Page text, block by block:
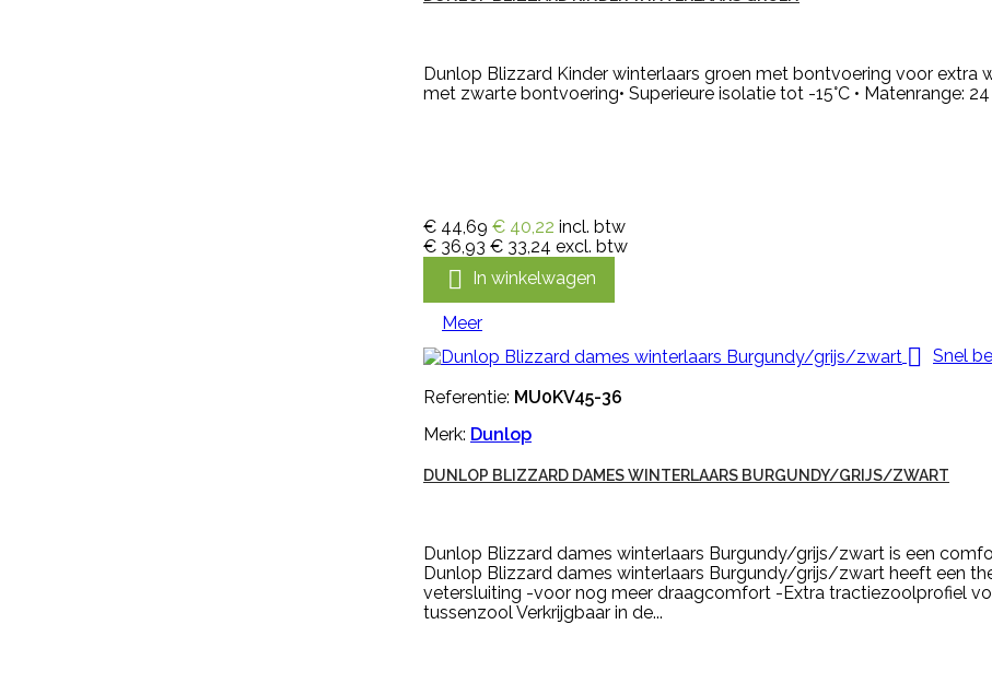
Dunlop Blizzard Kinder winterlaars groen met bontvoering voor extra
met zwarte bontvoering• Superieure isolatie tot -15°C • Matenrange:
€ 44,69 € 40,22 incl. btw
€ 36,93 € 33,24 excl. btw
 In winkelwagen
Meer
 Snel
Referentie: MU0KV45-36
Merk: Dunlop
DUNLOP BLIZZARD DAMES WINTERLAARS BURGUNDY/GRIJS/ZWART
Dunlop Blizzard dames winterlaars Burgundy/grijs/zwart is een
Dunlop Blizzard dames winterlaars Burgundy/grijs/zwart heeft een
vetersluiting -voor nog meer draagcomfort -Extra tractiezoolprofiel
tussenzool Verkrijgbaar in de...